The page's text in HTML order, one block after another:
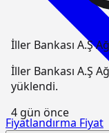
Fiyatlandırma Fiyat
İller Bankası A.Ş
İller Bankası A.Ş
yüklendi.
4 gün önce